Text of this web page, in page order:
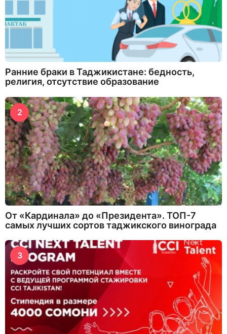
Ранние браки в Таджикистане: бедность,
религия, отсутствие образование
2
От «Кардинала» до «Президента». ТОП-7
самых лучших сортов таджикского винограда
3